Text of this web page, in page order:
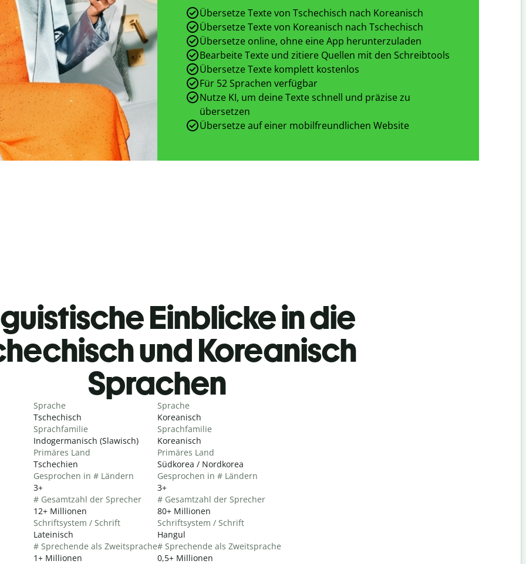
Übersetze Texte von Tschechisch nach Koreanisch
Übersetze Texte von Koreanisch nach Tschechisch
Übersetze online, ohne eine App herunterzuladen
Bearbeite Texte und zitiere Quellen mit den Schreibtools
Übersetze Texte komplett kostenlos
Für 52 Sprachen verfügbar
Nutze KI, um deine Texte schnell und präzise zu
übersetzen
Übersetze auf einer mobilfreundlichen Website
Einblicke in die
und Koreanisch
Sprachen
Sprache
Tschechisch
Sprachfamilie
Indogermanisch (Slawisch)
Primäres Land
Tschechien
Gesprochen in # Ländern
3+
# Gesamtzahl der Sprecher
12+ Millionen
Schriftsystem / Schrift
Lateinisch
# Sprechende als Zweitsprache
1+ Millionen
Sprache
Koreanisch
Sprachfamilie
Koreanisch
Primäres Land
Südkorea / Nordkorea
Gesprochen in # Ländern
3+
# Gesamtzahl der Sprecher
80+ Millionen
Schriftsystem / Schrift
Hangul
# Sprechende als Zweitsprache
0,5+ Millionen